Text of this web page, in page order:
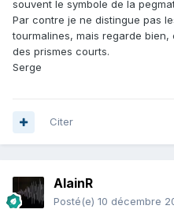
souvent le symbole de la
Par contre je ne distingue pas
tourmalines, mais regarde
des prismes courts.
Serge
Citer
AlainR
Posté(e) 10 décembre